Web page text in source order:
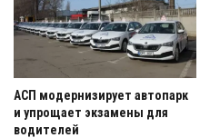
АСП модернизирует автопарк
и упрощает экзамены для
водителей